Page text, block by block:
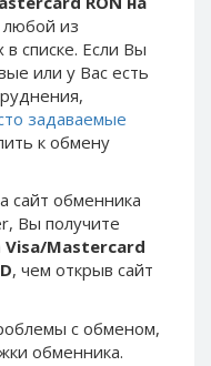
любой из
списке. Если Вы
или у Вас есть
задаваемые
к обмену
сайт обменника
Вы получите
Visa/Mastercard
, чем открыв сайт
с обменом,
обменника.
Skril AUD
Skril NOK
Skril SEK
Paxum USD
Paxum EUR
Epay EUR
Phone Balance RUB
Phone Balance UAH
Neteller USD